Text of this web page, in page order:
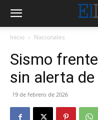
Inicio Nacionales
Sismo
sin alerta
19 de febrero de 2026